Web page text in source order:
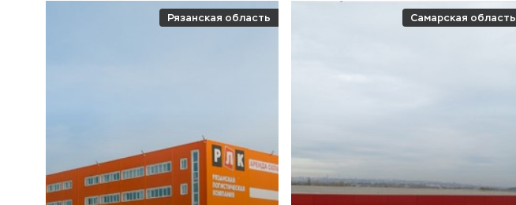
Рязанская область Самарская область